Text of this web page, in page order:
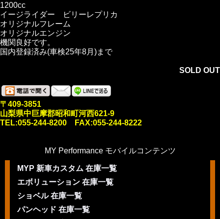
1200cc
イージライダー ビリーレプリカ
オリジナルフレーム
オリジナルエンジン
機関良好です。
国内登録済み(車検25年8月)まで
SOLD OUT
〒409-3851
山梨県中巨摩郡昭和町河西621-9
TEL:055-244-8200 FAX:055-244-8222
MY Performance モバイルコンテンツ
MYP 新車カスタム 在庫一覧
エボリューション 在庫一覧
ショベル 在庫一覧
パンヘッド 在庫一覧